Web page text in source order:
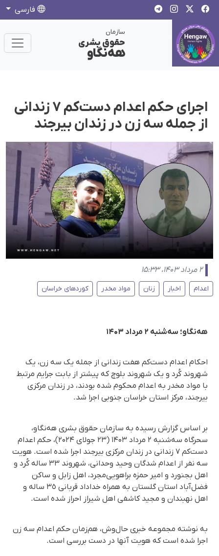
فارسی
سازمان
حقوق بشری
هەنگاو
اجرای حکم اعدام دست‌کم ۷ زندانی
از جمله سه زن در زندان بیرجند
۲ مرداد ۱۴۰۳، ۱۵:۳۳
اعدام اخبار زنان مواد مخدر کوردهای خراسان
هه‌نگاو؛ سه‌شنبه ۲ مرداد ۱۴۰۳
احکام اعدام دست‌کم هفت زندانی از جمله یک سه زن، یک
شهروند کُرد و یک شهروند بلوچ که پیشتر از بابت جرایم مرتبط
با مواد مخدر به اعدام محکوم شده بودند، در زندان مرکزی
بیرجند، مرکز استان خراسان جنوبی اجرا شد.
بر اساس گزارش رسیده به سازمان حقوق بشری هه‌نگاو،
سحرگاه سه‌شنبه ۲ مرداد ۱۴۰۳ (۲۳ جولای ۲۰۲۴)، حکم اعدام
دست‌کم ۷ زندانی در زندان مرکزی بیرجند اجرا شده است. هویت
سە نفر از اعدام شدگان وحید وحدانی، شهروند ۳۳ ساله کُرد و
اهل بجنورد و امیر حمزه براهویی‌مجرد، اهل زابل و ساکن
فضل‌آباد استان گلستان به همراه خداداد قربانی ٣٥ ساله و
اهل نهبندان و مجید کاشفی اهل شیراز احراز شده است.
به نوشته مجموعه خبری حال‌وش، هم‌زمان حکم اعدام سه زن
اجرا شده است که هویت آنها در دست بررسی است.